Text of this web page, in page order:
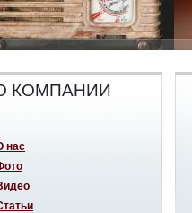
КОМПАНИИ
нас